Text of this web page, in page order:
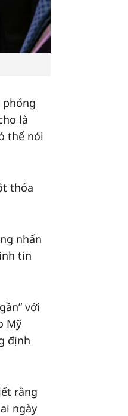
phóng
là
thể nói
thỏa
nhấn
tin
với
Mỹ
định
rằng
ngày